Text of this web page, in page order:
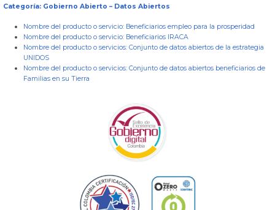
Categoría: Gobierno Abierto – Datos Abiertos
Nombre del producto o servicio: Beneficiarios empleo para la prosperidad
Nombre del producto o servicio: Beneficiarios IRACA
Nombre del producto o servicios: Conjunto de datos abiertos de la estrategia
UNIDOS
Nombre del producto o servicios: Conjunto de datos abiertos beneficiarios de
Familias en su Tierra